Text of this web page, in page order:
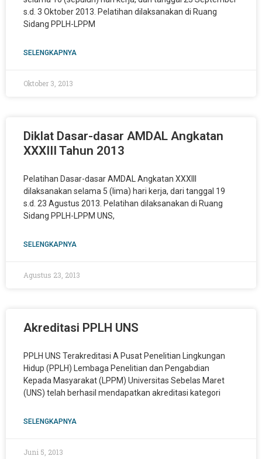
s.d. 3 Oktober 2013. Pelatihan dilaksanakan di Ruang
Sidang PPLH-LPPM
SELENGKAPNYA
Oktober 3, 2013
Diklat Dasar-dasar AMDAL Angkatan
XXXIII Tahun 2013
Pelatihan Dasar-dasar AMDAL Angkatan XXXIII
dilaksanakan selama 5 (lima) hari kerja, dari tanggal 19
s.d. 23 Agustus 2013. Pelatihan dilaksanakan di Ruang
Sidang PPLH-LPPM UNS,
SELENGKAPNYA
Agustus 23, 2013
Akreditasi PPLH UNS
PPLH UNS Terakreditasi A Pusat Penelitian Lingkungan
Hidup (PPLH) Lembaga Penelitian dan Pengabdian
Kepada Masyarakat (LPPM) Universitas Sebelas Maret
(UNS) telah berhasil mendapatkan akreditasi kategori
SELENGKAPNYA
Juni 5, 2013